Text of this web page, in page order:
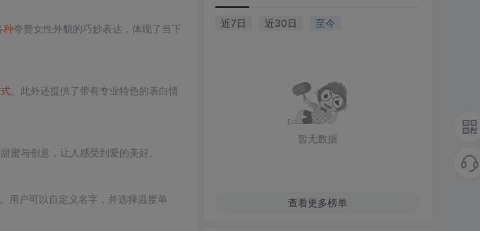
种夸赞女性外貌的巧妙表达，体现了当下
。此外还提供了带有专业特色的表白情
蜜与创意，让人感受到爱的美好。
用户可以自定义名字，并选择温度单
近7日 近30日 至今
暂无数据
查看更多榜单